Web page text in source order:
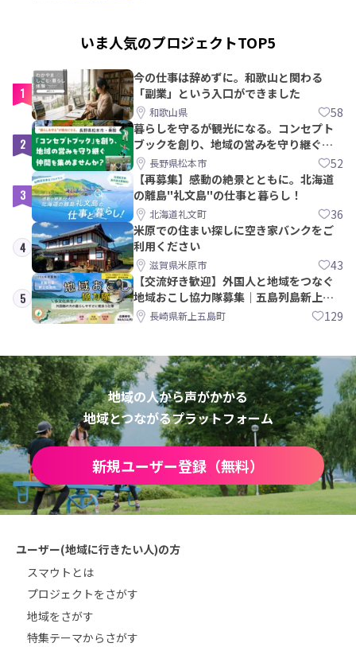
いま人気のプロジェクトTOP5
1
今の仕事は辞めずに。和歌山と関わる
「副業」という入口ができました
和歌山県 58
2
暮らしを守るが観光になる。コンセプト
ブックを創り、地域の営みを守り継ぐ仲
間を集めませんか？
長野県松本市 52
3
【再募集】感動の絶景とともに。北海道
の離島"礼文島"の仕事と暮らし！
北海道礼文町 36
4
米原での住まい探しに空き家バンクをご
利用ください
滋賀県米原市 43
5
【交流好き歓迎】外国人と地域をつなぐ
地域おこし協力隊募集｜五島列島新上五
島町長崎県新上五島町 129
地域の人から声がかかる
地域とつながるプラットフォーム
新規ユーザー登録（無料）
ユーザー(地域に行きたい人)の方
スマウトとは
プロジェクトをさがす
地域をさがす
特集テーマからさがす